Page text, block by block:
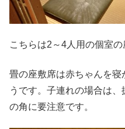
こちらは2～4人用の個室の
畳の座敷席は赤ちゃんを
うです。子連れの場合は
の角に要注意です。